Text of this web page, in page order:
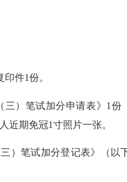
印件1份。
）笔试加分申请表》1
近期免冠1寸照片一张。
）笔试加分登记表》（